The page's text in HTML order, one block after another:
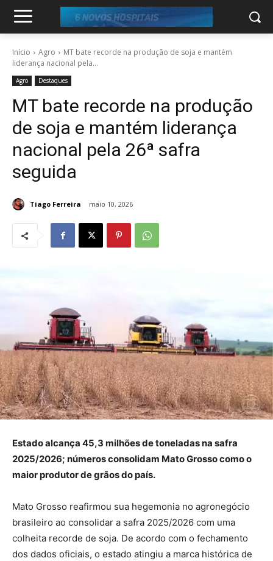
Início Agro
MT bate recorde na produção de soja e mantém
liderança nacional pela...
Agro Destaques
MT bate recorde na produção
de soja e mantém liderança
nacional pela 26ª safra
seguida
Tiago Ferreira maio 10, 2026
Estado alcança 45,3 milhões de toneladas na safra
2025/2026; números consolidam Mato Grosso como o
maior produtor de grãos do país.
Mato Grosso reafirmou sua hegemonia no agronegócio
brasileiro ao consolidar a safra 2025/2026 com uma
colheita recorde de soja. De acordo com o fechamento
dos dados oficiais, o estado atingiu a marca histórica de